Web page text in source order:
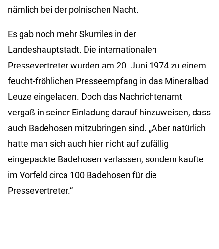
nämlich bei der polnischen Nacht.
Es gab noch mehr Skurriles in der
Landeshauptstadt. Die internationalen
Pressevertreter wurden am 20. Juni 1974 zu einem
feucht-fröhlichen Presseempfang in das Mineralbad
Leuze eingeladen. Doch das Nachrichtenamt
vergaß in seiner Einladung darauf hinzuweisen, dass
auch Badehosen mitzubringen sind. „Aber natürlich
hatte man sich auch hier nicht auf zufällig
eingepackte Badehosen verlassen, sondern kaufte
im Vorfeld circa 100 Badehosen für die
Pressevertreter.“